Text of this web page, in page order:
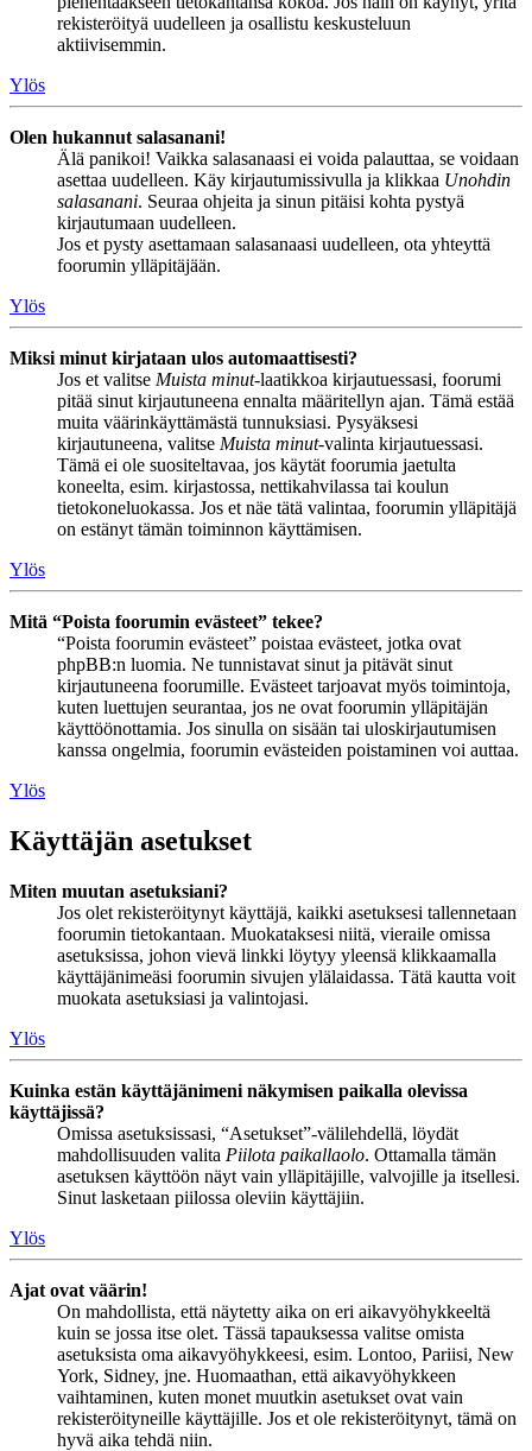
rekisteröityä uudelleen ja osallistu keskusteluun
aktiivisemmin.
Ylös
Olen hukannut salasanani!
Älä panikoi! Vaikka salasanaasi ei voida palauttaa, se voidaan
asettaa uudelleen. Käy kirjautumissivulla ja klikkaa Unohdin
salasanani. Seuraa ohjeita ja sinun pitäisi kohta pystyä
kirjautumaan uudelleen.
Jos et pysty asettamaan salasanaasi uudelleen, ota yhteyttä
foorumin ylläpitäjään.
Ylös
Miksi minut kirjataan ulos automaattisesti?
Jos et valitse Muista minut-laatikkoa kirjautuessasi, foorumi
pitää sinut kirjautuneena ennalta määritellyn ajan. Tämä estää
muita väärinkäyttämästä tunnuksiasi. Pysyäksesi
kirjautuneena, valitse Muista minut-valinta kirjautuessasi.
Tämä ei ole suositeltavaa, jos käytät foorumia jaetulta
koneelta, esim. kirjastossa, nettikahvilassa tai koulun
tietokoneluokassa. Jos et näe tätä valintaa, foorumin ylläpitäjä
on estänyt tämän toiminnon käyttämisen.
Ylös
Mitä “Poista foorumin evästeet” tekee?
“Poista foorumin evästeet” poistaa evästeet, jotka ovat
phpBB:n luomia. Ne tunnistavat sinut ja pitävät sinut
kirjautuneena foorumille. Evästeet tarjoavat myös toimintoja,
kuten luettujen seurantaa, jos ne ovat foorumin ylläpitäjän
käyttöönottamia. Jos sinulla on sisään tai uloskirjautumisen
kanssa ongelmia, foorumin evästeiden poistaminen voi auttaa.
Ylös
Käyttäjän asetukset
Miten muutan asetuksiani?
Jos olet rekisteröitynyt käyttäjä, kaikki asetuksesi tallennetaan
foorumin tietokantaan. Muokataksesi niitä, vieraile omissa
asetuksissa, johon vievä linkki löytyy yleensä klikkaamalla
käyttäjänimeäsi foorumin sivujen ylälaidassa. Tätä kautta voit
muokata asetuksiasi ja valintojasi.
Ylös
Kuinka estän käyttäjänimeni näkymisen paikalla olevissa
käyttäjissä?
Omissa asetuksissasi, “Asetukset”-välilehdellä, löydät
mahdollisuuden valita Piilota paikallaolo. Ottamalla tämän
asetuksen käyttöön näyt vain ylläpitäjille, valvojille ja itsellesi.
Sinut lasketaan piilossa oleviin käyttäjiin.
Ylös
Ajat ovat väärin!
On mahdollista, että näytetty aika on eri aikavyöhykkeeltä
kuin se jossa itse olet. Tässä tapauksessa valitse omista
asetuksista oma aikavyöhykkeesi, esim. Lontoo, Pariisi, New
York, Sidney, jne. Huomaathan, että aikavyöhykkeen
vaihtaminen, kuten monet muutkin asetukset ovat vain
rekisteröityneille käyttäjille. Jos et ole rekisteröitynyt, tämä on
hyvä aika tehdä niin.